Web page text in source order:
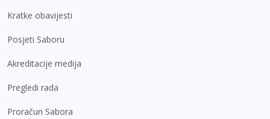
Kratke obavijesti
Posjeti Saboru
Akreditacije medija
Pregledi rada
Proračun Sabora